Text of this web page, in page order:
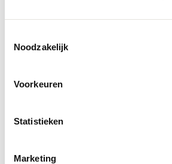
Noodzakelijk
Voorkeuren
Statistieken
Marketing